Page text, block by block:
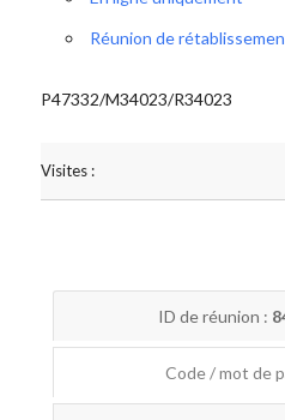
Réunion de
P47332/M34023/R34023
Visites :
ID de réunion :
Code / mot de